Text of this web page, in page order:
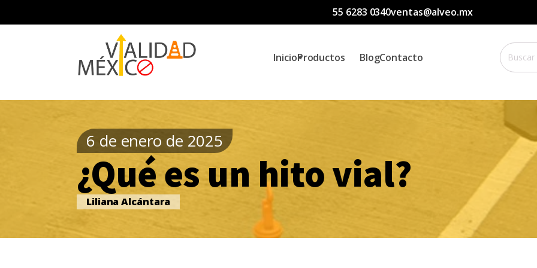
55 6283 0340ventas@alveo.mx
InicioProductos BlogContacto
Buscar
por:
6 de enero de 2025
¿Qué es un hito vial?
Liliana Alcántara